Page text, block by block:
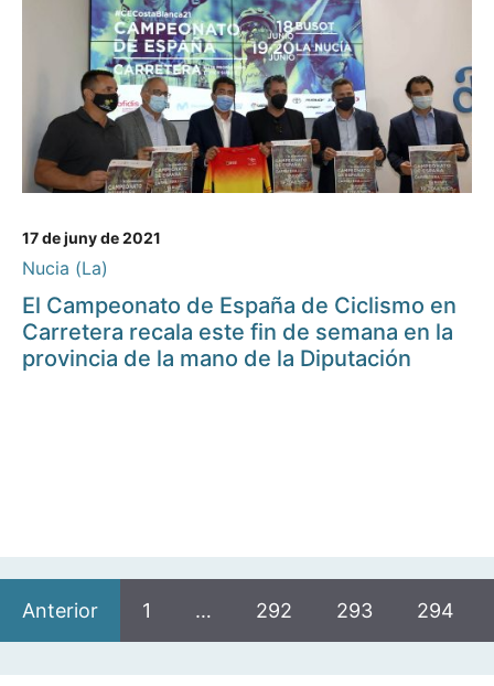
17 de juny de 2021
Nucia (La)
El Campeonato de España de Ciclismo en
Carretera recala este fin de semana en la
provincia de la mano de la Diputación
Anterior 1 … 292 293 294